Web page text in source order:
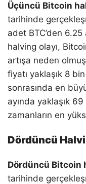
Üçüncü Bitcoin
tarihinde
adet BTC’den
halving olayı,
artışa neden
fiyatı yaklaşık 8
sonrasında en
ayında yaklaşık
zamanların en
Dördüncü
Dördüncü Bitcoin
tarihinde